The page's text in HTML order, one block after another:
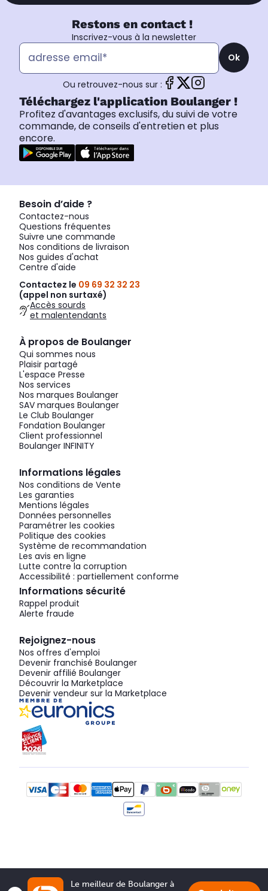
Restons en contact !
Inscrivez-vous à la newsletter
Ok
Ou retrouvez-nous sur :
Téléchargez l'application Boulanger !
Profitez d'avantages exclusifs, du suivi de votre
commande, de conseils d'entretien et plus
encore.
Besoin d’aide ?
Contactez-nous
Questions fréquentes
Suivre une commande
Nos conditions de livraison
Nos guides d'achat
Centre d'aide
Contactez le 09 69 32 32 23
(appel non surtaxé)
Accès sourds
et malentendants
À propos de Boulanger
Qui sommes nous
Plaisir partagé
L'espace Presse
Nos services
Nos marques Boulanger
SAV marques Boulanger
Le Club Boulanger
Fondation Boulanger
Client professionnel
Boulanger INFINITY
Informations légales
Nos conditions de Vente
Les garanties
Mentions légales
Données personnelles
Paramétrer les cookies
Politique des cookies
Système de recommandation
Les avis en ligne
Lutte contre la corruption
Accessibilité : partiellement conforme
Informations sécurité
Rappel produit
Alerte fraude
Rejoignez-nous
Nos offres d'emploi
Devenir franchisé Boulanger
Devenir affilié Boulanger
Découvrir la Marketplace
Devenir vendeur sur la Marketplace
Le meilleur de Boulanger à